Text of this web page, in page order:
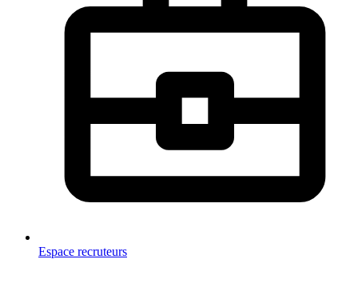
Espace recruteurs